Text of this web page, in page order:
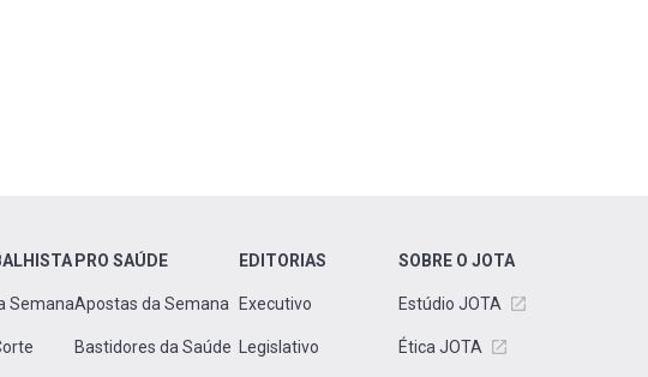
Semana
PRO SAÚDE
Apostas da Semana
Bastidores da Saúde
EDITORIAS
Executivo
Legislativo
SOBRE O JOTA
Estúdio JOTA
Ética JOTA